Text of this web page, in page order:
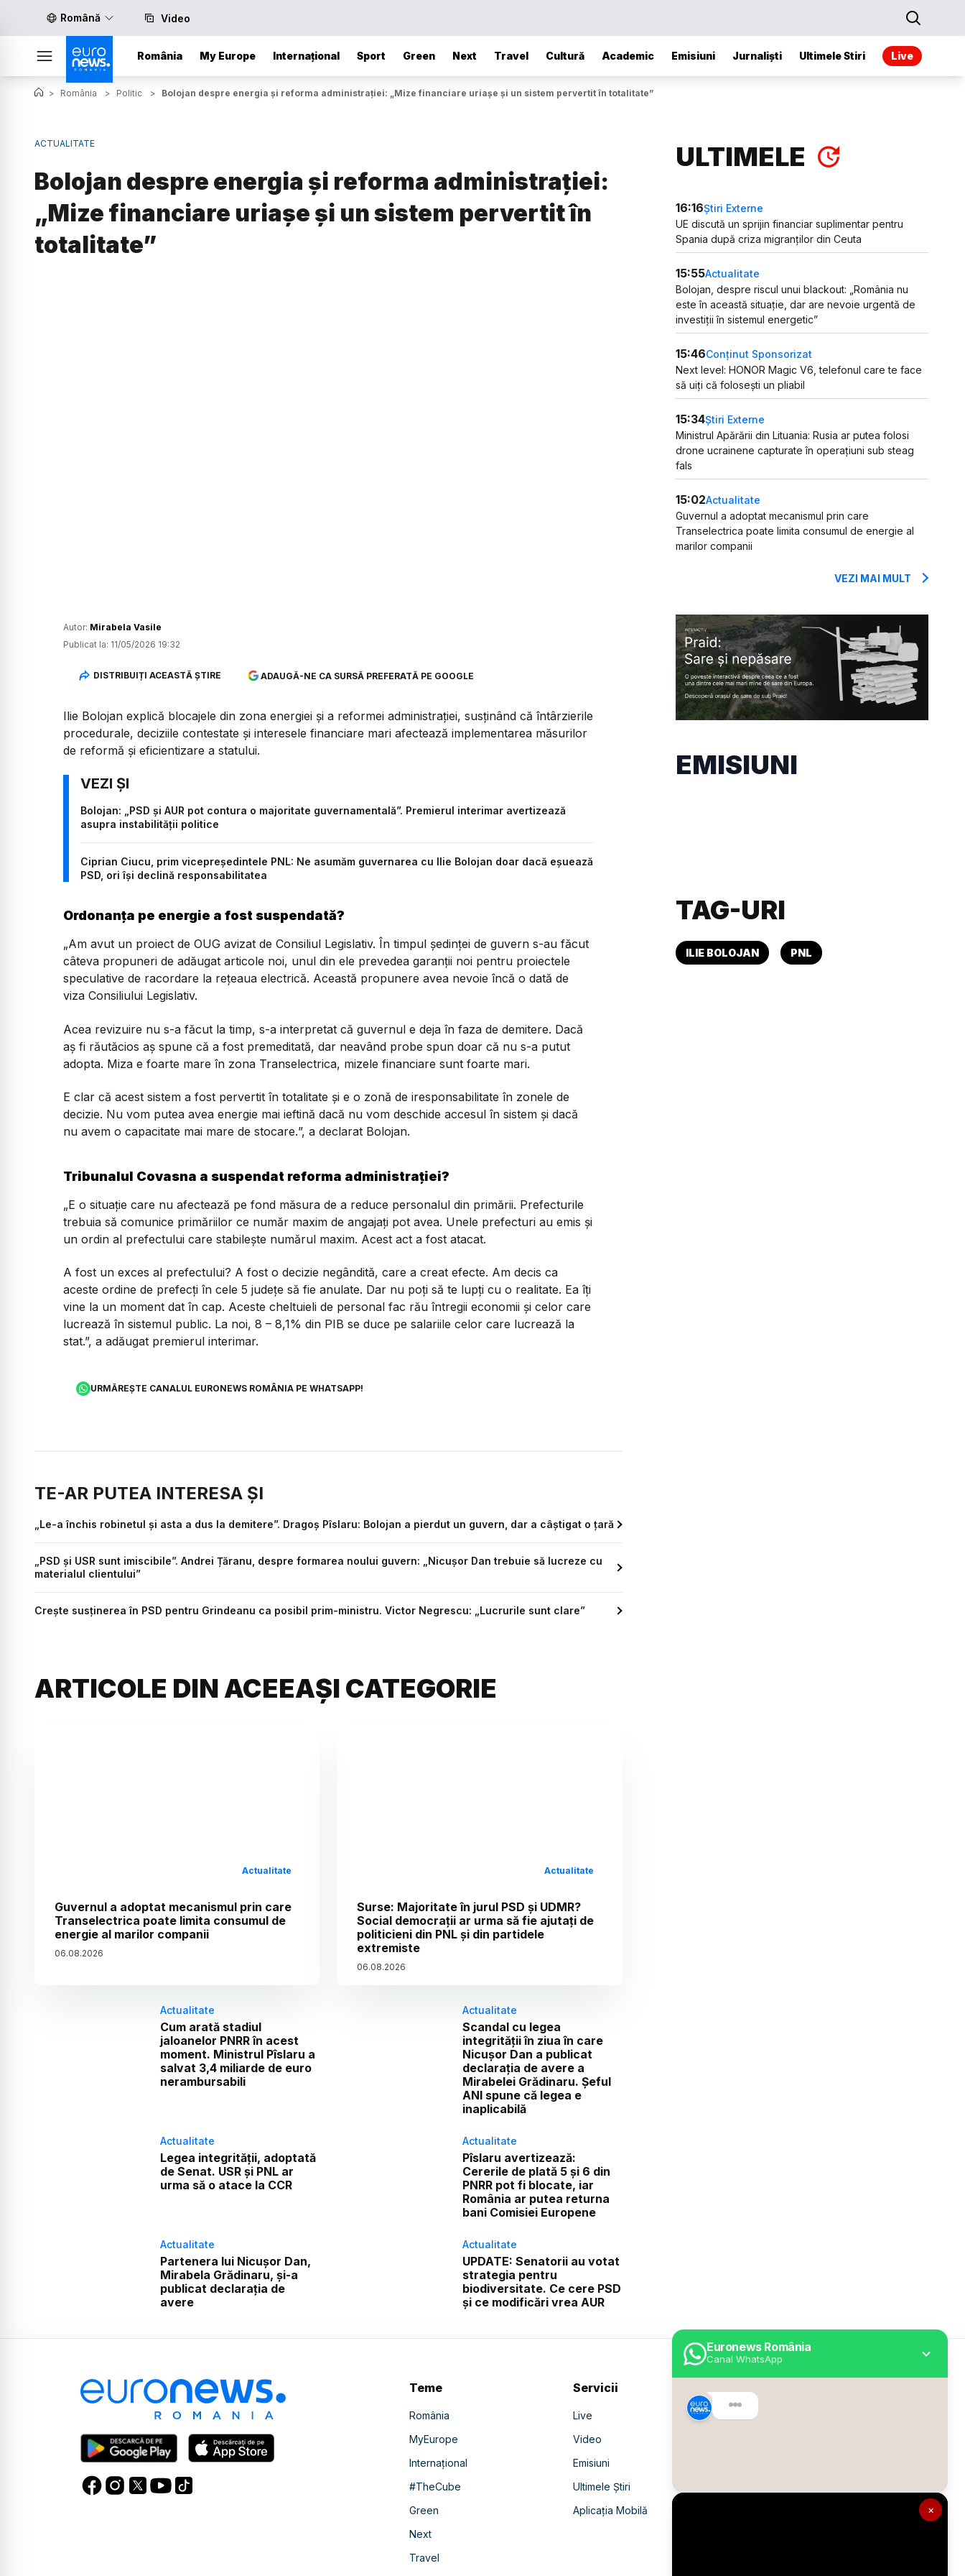
Română Video
România My Europe Internațional Sport Green Next Travel Cultură Academic Emisiuni Jurnaliști Ultimele Stiri Live
×
Euronews România
Canal WhatsApp
> România > Politic > Bolojan despre energia și reforma administrației: „Mize financiare uriașe și un sistem pervertit în totalitate”
ACTUALITATE
Bolojan despre energia și reforma administrației:
„Mize financiare uriașe și un sistem pervertit în
totalitate”
Autor: Mirabela Vasile
Publicat la: 11/05/2026 19:32
DISTRIBUIȚI ACEASTĂ ȘTIRE ADAUGĂ-NE CA SURSĂ PREFERATĂ PE GOOGLE
Ilie Bolojan explică blocajele din zona energiei și a reformei administrației, susținând că întârzierile
procedurale, deciziile contestate și interesele financiare mari afectează implementarea măsurilor
de reformă și eficientizare a statului.
Bolojan: „PSD și AUR pot contura o majoritate guvernamentală”. Premierul interimar avertizează
asupra instabilității politice
Ciprian Ciucu, prim vicepreședintele PNL: Ne asumăm guvernarea cu Ilie Bolojan doar dacă eșuează
PSD, ori își declină responsabilitatea
Ordonanța pe energie a fost suspendată?
„Am avut un proiect de OUG avizat de Consiliul Legislativ. În timpul ședinței de guvern s-au făcut
câteva propuneri de adăugat articole noi, unul din ele prevedea garanții noi pentru proiectele
speculative de racordare la rețeaua electrică. Această propunere avea nevoie încă o dată de
viza Consiliului Legislativ.
Acea revizuire nu s-a făcut la timp, s-a interpretat că guvernul e deja în faza de demitere. Dacă
aș fi răutăcios aș spune că a fost premeditată, dar neavând probe spun doar că nu s-a putut
adopta. Miza e foarte mare în zona Transelectrica, mizele financiare sunt foarte mari.
E clar că acest sistem a fost pervertit în totalitate și e o zonă de iresponsabilitate în zonele de
decizie. Nu vom putea avea energie mai ieftină dacă nu vom deschide accesul în sistem și dacă
nu avem o capacitate mai mare de stocare.”, a declarat Bolojan.
Tribunalul Covasna a suspendat reforma administrației?
„E o situație care nu afectează pe fond măsura de a reduce personalul din primării. Prefecturile
trebuia să comunice primăriilor ce număr maxim de angajați pot avea. Unele prefecturi au emis și
un ordin al prefectului care stabilește numărul maxim. Acest act a fost atacat.
A fost un exces al prefectului? A fost o decizie negândită, care a creat efecte. Am decis ca
aceste ordine de prefecți în cele 5 județe să fie anulate. Dar nu poți să te lupți cu o realitate. Ea îți
vine la un moment dat în cap. Aceste cheltuieli de personal fac rău întregii economii și celor care
lucrează în sistemul public. La noi, 8 – 8,1% din PIB se duce pe salariile celor care lucrează la
stat.”, a adăugat premierul interimar.
URMĂREȘTE CANALUL EURONEWS ROMÂNIA PE WHATSAPP!
TE-AR PUTEA INTERESA ȘI
„Le-a închis robinetul și asta a dus la demitere”. Dragoș Pîslaru: Bolojan a pierdut un guvern, dar a câștigat o țară
„PSD și USR sunt imiscibile”. Andrei Țăranu, despre formarea noului guvern: „Nicușor Dan trebuie să lucreze cu
materialul clientului”
Crește susținerea în PSD pentru Grindeanu ca posibil prim-ministru. Victor Negrescu: „Lucrurile sunt clare”
ARTICOLE DIN ACEEAȘI CATEGORIE
Actualitate
Guvernul a adoptat mecanismul prin care
Transelectrica poate limita consumul de
energie al marilor companii
06.08.2026
Actualitate
Surse: Majoritate în jurul PSD și UDMR?
Social democrații ar urma să fie ajutați de
politicieni din PNL și din partidele
extremiste
06.08.2026
Actualitate
Cum arată stadiul
jaloanelor PNRR în acest
moment. Ministrul Pîslaru a
salvat 3,4 miliarde de euro
nerambursabili
Actualitate
Scandal cu legea
integrității în ziua în care
Nicușor Dan a publicat
declarația de avere a
Mirabelei Grădinaru. Șeful
ANI spune că legea e
inaplicabilă
Actualitate
Legea integrității, adoptată
de Senat. USR și PNL ar
urma să o atace la CCR
Actualitate
Pîslaru avertizează:
Cererile de plată 5 și 6 din
PNRR pot fi blocate, iar
România ar putea returna
bani Comisiei Europene
Actualitate
Partenera lui Nicușor Dan,
Mirabela Grădinaru, și-a
publicat declarația de
avere
Actualitate
UPDATE: Senatorii au votat
strategia pentru
biodiversitate. Ce cere PSD
și ce modificări vrea AUR
ULTIMELE
16:16Știri Externe
UE discută un sprijin financiar suplimentar pentru
Spania după criza migranților din Ceuta
15:55Actualitate
Bolojan, despre riscul unui blackout: „România nu
este în această situație, dar are nevoie urgentă de
investiții în sistemul energetic”
15:46Conținut Sponsorizat
Next level: HONOR Magic V6, telefonul care te face
să uiți că folosești un pliabil
15:34Știri Externe
Ministrul Apărării din Lituania: Rusia ar putea folosi
drone ucrainene capturate în operațiuni sub steag
fals
15:02Actualitate
Guvernul a adoptat mecanismul prin care
Transelectrica poate limita consumul de energie al
marilor companii
VEZI MAI MULT
EMISIUNI
TAG-URI
ILIE BOLOJAN PNL
Teme
România
MyEurope
Internațional
#TheCube
Green
Next
Travel
Servicii
Live
Video
Emisiuni
Ultimele Știri
Aplicația Mobilă
Despre Euronews